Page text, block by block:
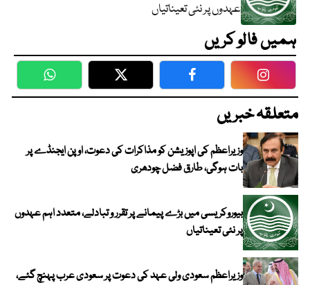
عہدوں پر نئی تعیناتیاں
ہمیں فالو کریں
WhatsApp Twitter Facebook
متعلقہ خبریں
وزیراعظم کی اپوزیشن کو مذاکرات کی دعوت، اوپن ایجنڈے پر
بات ہوگی، طارق فضل چودھری
بیوروکریسی میں بڑے پیمانے پر تقرر و تبادلے، متعدد اہم عہدوں
پر نئی تعیناتیاں
وزیراعظم سعودی ولی عہد کی دعوت پر سعودی عرب پہنچ گئے،